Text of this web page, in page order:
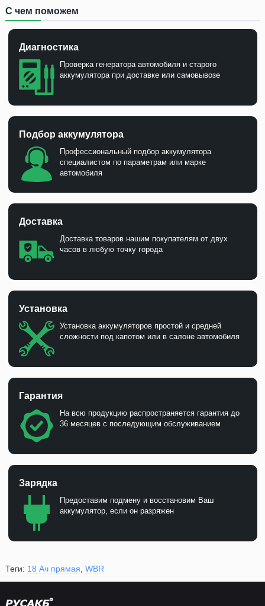
С чем поможем
Диагностика
Проверка генератора автомобиля и старого
аккумулятора при доставке или самовывозе
Подбор аккумулятора
Профессиональный подбор аккумулятора
специалистом по параметрам или марке
автомобиля
Доставка
Доставка товаров нашим покупателям от двух
часов в любую точку города
Установка
Установка аккумуляторов простой и средней
сложности под капотом или в салоне автомобиля
Гарантия
На всю продукцию распространяется гарантия до
36 месяцев с последующим обслуживанием
Зарядка
Предоставим подмену и восстановим Ваш
аккумулятор, если он разряжен
Теги: 18 Ач прямая WBR